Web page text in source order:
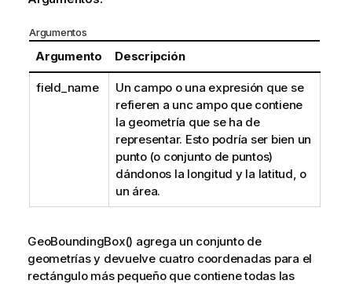
Argumentos
Argumento Descripción
field_name
Un campo o una expresión que se
refieren a unc ampo que contiene
la geometría que se ha de
representar. Esto podría ser bien un
punto (o conjunto de puntos)
dándonos la longitud y la latitud, o
un área.
GeoBoundingBox() agrega un conjunto de
geometrías y devuelve cuatro coordenadas para el
rectángulo más pequeño que contiene todas las